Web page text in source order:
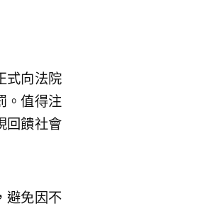
式向法院
。值得注
回饋社會
避免因不